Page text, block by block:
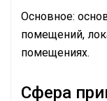
Основное:
помещений,
помещениях.
Сфера